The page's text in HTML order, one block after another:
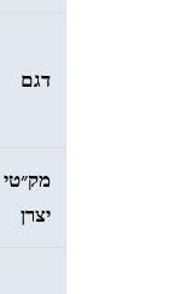
דגם
מק״טי
יצרן